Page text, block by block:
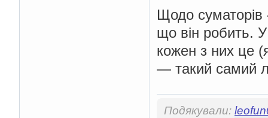
Щодо суматорів
що він робить.
кожен з них це
— такий самий
Подякували: